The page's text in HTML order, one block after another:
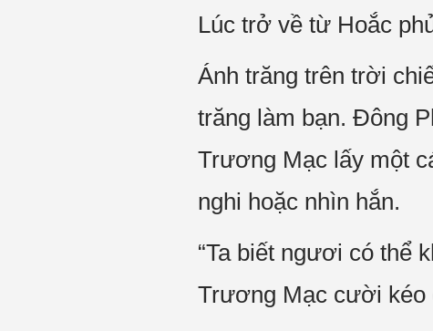
Lúc trở về từ Hoắc
Ánh trăng trên trời
trăng làm bạn. Đông
Trương Mạc lấy một
nghi hoặc nhìn hắn.
“Ta biết ngươi có thể
Trương Mạc cười kéo